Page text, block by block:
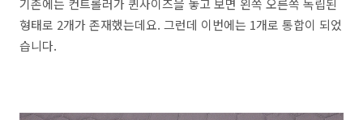
기존에는 컨트롤러가 퀸사이즈을 놓고 보면 왼쪽 오른쪽 독립된
형태로 2개가 존재했는데요. 그런데 이번에는 1개로 통합이 되었
습니다.